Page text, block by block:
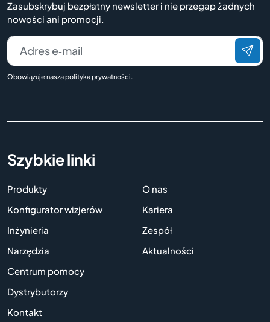
Zasubskrybuj bezpłatny newsletter i nie przegap żadnych
nowości ani promocji.
Adres e‑mail
Obowiązuje naszapolityka prywatności.
Szybkie linki
Produkty
Konfigurator wizjerów
Inżynieria
Narzędzia
Centrum pomocy
O nas
Kariera
Zespół
Aktualności
Dystrybutorzy
Kontakt